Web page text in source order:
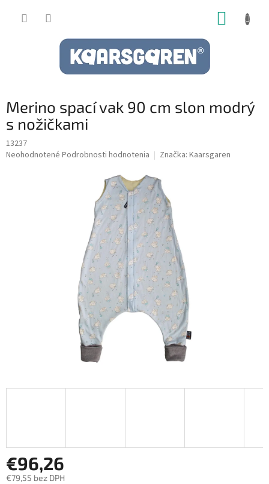
Merino spací vak 90 cm slon modrý
s nožičkami
13237
Priemerné
Neohodnotené Podrobnosti hodnotenia Značka: Kaarsgaren
€96,26
€79,55 bez DPH